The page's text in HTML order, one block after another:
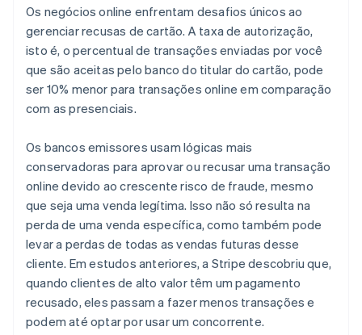
Os negócios online enfrentam desafios únicos ao
gerenciar recusas de cartão. A taxa de autorização,
isto é, o percentual de transações enviadas por você
que são aceitas pelo banco do titular do cartão, pode
ser 10% menor para transações online em comparação
com as presenciais.
Os bancos emissores usam lógicas mais
conservadoras para aprovar ou recusar uma transação
online devido ao crescente risco de fraude, mesmo
que seja uma venda legítima. Isso não só resulta na
perda de uma venda específica, como também pode
levar a perdas de todas as vendas futuras desse
cliente. Em estudos anteriores, a Stripe descobriu que,
quando clientes de alto valor têm um pagamento
recusado, eles passam a fazer menos transações e
podem até optar por usar um concorrente.